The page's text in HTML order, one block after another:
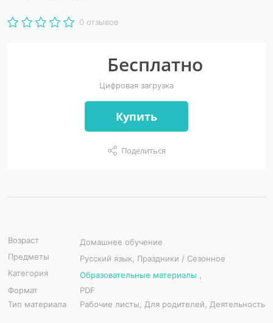
0 отзывов
Бесплатно
Цифровая загрузка
Купить
Поделиться
Возраст
Домашнее обучение
Предметы
Русский язык, Праздники / Сезонное
Категория
Образовательные материалы ,
Формат
PDF
Тип материала
Рабочие листы, Для родителей, Деятельность